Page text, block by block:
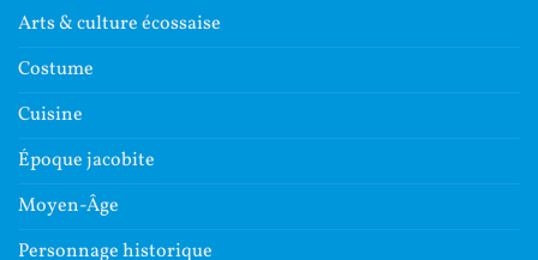
Arts & culture écossaise
Costume
Cuisine
Époque jacobite
Moyen-Âge
Personnage historique